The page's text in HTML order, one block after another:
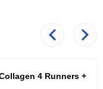
Poprzedni
4 Runners +